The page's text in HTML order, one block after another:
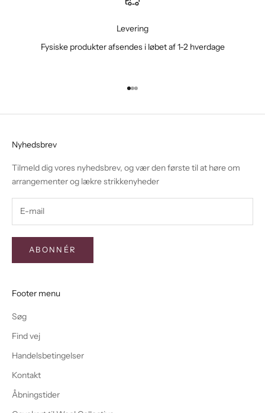
Levering
Fysiske produkter afsendes i løbet af 1-2 hverdage
Gå til element 1
Gå til element 2
Gå til element 3
Nyhedsbrev
Tilmeld dig vores nyhedsbrev, og vær den første til at høre om
arrangementer og lækre strikkenyheder
ABONNÉR
Footer menu
Søg
Find vej
Handelsbetingelser
Kontakt
Åbningstider